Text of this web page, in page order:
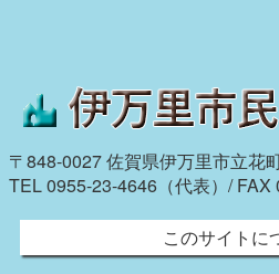
〒848-0027 佐賀県伊万里市立花
TEL 0955-23-4646（代表）/ FAX
このサイトに